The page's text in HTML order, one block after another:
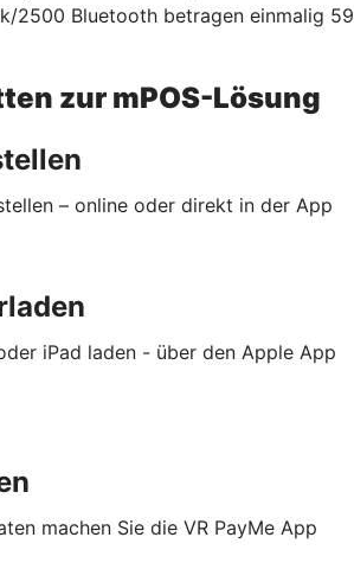
2500 Bluetooth betragen einmalig 59
zur mPOS-Lösung
– online oder direkt in der App
iPad laden - über den Apple App
machen Sie die VR PayMe App